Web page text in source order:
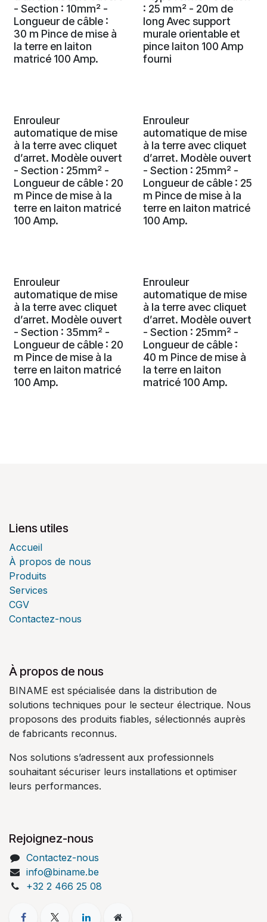
- Section : 10mm² -
Longueur de câble :
30 m Pince de mise à
la terre en laiton
matricé 100 Amp.
: 25 mm² - 20m de
long Avec support
murale orientable et
pince laiton 100 Amp
fourni
Enrouleur
automatique de mise
à la terre avec cliquet
d’arret. Modèle ouvert
- Section : 25mm² -
Longueur de câble : 20
m Pince de mise à la
terre en laiton matricé
100 Amp.
Enrouleur
automatique de mise
à la terre avec cliquet
d’arret. Modèle ouvert
- Section : 25mm² -
Longueur de câble : 25
m Pince de mise à la
terre en laiton matricé
100 Amp.
Enrouleur
automatique de mise
à la terre avec cliquet
d’arret. Modèle ouvert
- Section : 35mm² -
Longueur de câble : 20
m Pince de mise à la
terre en laiton matricé
100 Amp.
Enrouleur
automatique de mise
à la terre avec cliquet
d’arret. Modèle ouvert
- Section : 25mm² -
Longueur de câble :
40 m Pince de mise à
la terre en laiton
matricé 100 Amp.
Liens utiles
Accueil
À propos de nous
Produits
Services
CGV
Contactez-nous
À propos de nous
BINAME est spécialisée dans la distribution de
solutions techniques pour le secteur électrique. Nous
proposons des produits fiables, sélectionnés auprès
de fabricants reconnus.
Nos solutions s’adressent aux professionnels
souhaitant sécuriser leurs installations et optimiser
leurs performances.
Rejoignez-nous
Contactez-nous
info@biname.be
+32 2 466 25 08